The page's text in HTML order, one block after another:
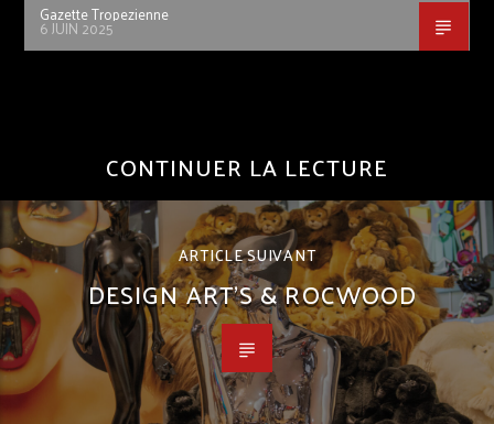
Gazette Tropezienne
6 JUIN 2025
CONTINUER LA LECTURE
ARTICLE SUIVANT
DESIGN ART’S & ROCWOOD